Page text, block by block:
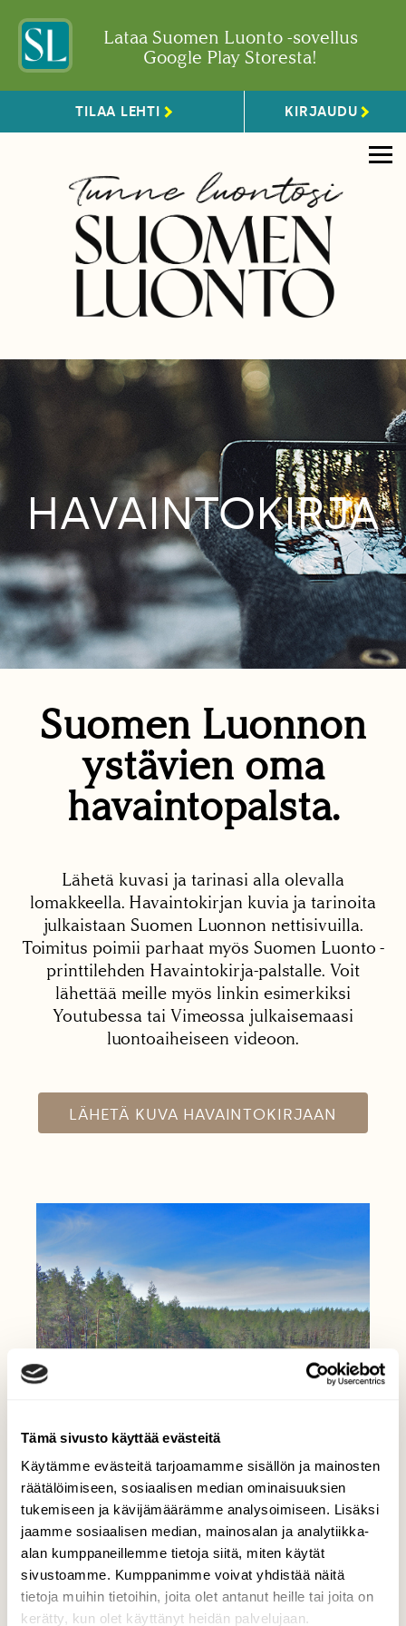
Tämä sivusto käyttää evästeitä
Käytämme evästeitä tarjoamamme sisällön ja mainosten
räätälöimiseen, sosiaalisen median ominaisuuksien
tukemiseen ja kävijämäärämme analysoimiseen. Lisäksi
jaamme sosiaalisen median, mainosalan ja analytiikka-
alan kumppaneillemme tietoja siitä, miten käytät
sivustoamme. Kumppanimme voivat yhdistää näitä
tietoja muihin tietoihin, joita olet antanut heille tai joita on
kerätty, kun olet käyttänyt heidän palvelujaan.
Lataa Suomen Luonto -sovellus
Google Play Storesta!
TILAA LEHTI KIRJAUDU
HAVAINTOKIRJA
Suomen Luonnon
ystävien oma
havaintopalsta.
Lähetä kuvasi ja tarinasi alla olevalla
lomakkeella. Havaintokirjan kuvia ja tarinoita
julkaistaan Suomen Luonnon nettisivuilla.
Toimitus poimii parhaat myös Suomen Luonto -
printtilehden Havaintokirja-palstalle. Voit
lähettää meille myös linkin esimerkiksi
Youtubessa tai Vimeossa julkaisemaasi
luontoaiheiseen videoon.
LÄHETÄ KUVA HAVAINTOKIRJAAN